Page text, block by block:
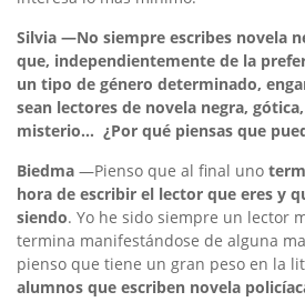
Silvia —No siempre escribes novela
que, independientemente de la
un tipo de género determinado,
sean lectores de novela negra,
misterio… ¿Por qué piensas que
Biedma —Pienso que al final uno
hora de escribir el lector que eres y
siendo. Yo he sido siempre un lector
termina manifestándose de alguna
pienso que tiene un gran peso en la
alumnos que escriben novela